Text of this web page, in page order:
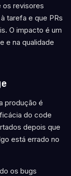
os revisores
tarefa e que PRs
O impacto é um
e na qualidade
produção é
do code
depois que
está errado no
os bugs